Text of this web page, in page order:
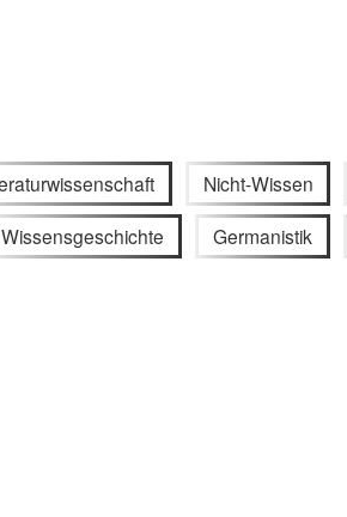
Nicht-Wissen
Wissensgeschichte Germanistik